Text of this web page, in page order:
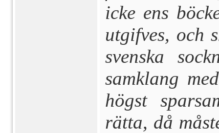
icke ens
utgifves, och
svenska
samklang
högst
rätta, då